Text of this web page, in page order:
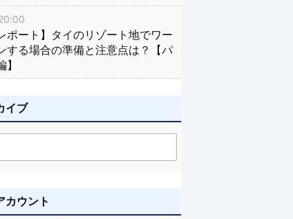
ポート】タイのリゾート地でワー
する場合の準備と注意点は？【パ
イブ
カウント